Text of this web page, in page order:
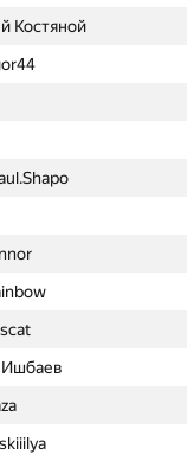
Костяной
Ишбаев
Федоров
Процкий
Πίπης